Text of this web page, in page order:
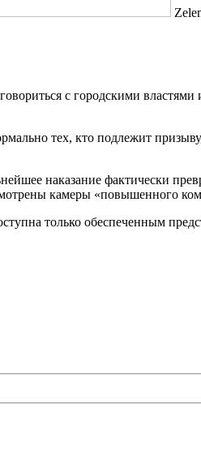
с городскими
тех, кто подлежит
наказание фактически
камеры «повышенного
только обеспеченным